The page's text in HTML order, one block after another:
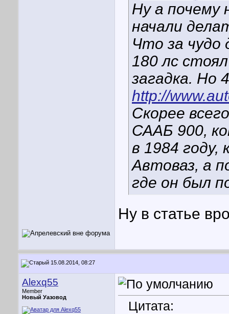
Ну а почему
начали
Что за чудо
180 лс
загадка. Но
http://
Скорее
СААБ 900,
в 1984 году,
Автоваз, а
где он был
Ну в статье
15.08.2014, 08:27
Alexq55
Member
Новый Уазовод
Цитата: